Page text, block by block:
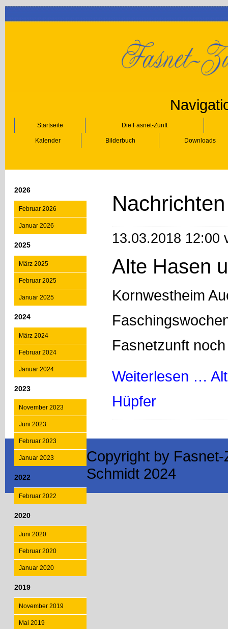
Startseite Die Fasnet-Zunft
Kalender Bilderbuch Downloads
2026
Februar 2026
Januar 2026
2025
März 2025
Februar 2025
Januar 2025
2024
März 2024
Februar 2024
Januar 2024
2023
November 2023
Juni 2023
Februar 2023
Januar 2023
2022
Februar 2022
2020
Juni 2020
Februar 2020
Januar 2020
2019
November 2019
Mai 2019
13.03.2018 12:00
Alte Hasen
Kornwestheim
Fasnetzunft
Weiterlesen …
Hüpfer
Copyright by
Schmidt 2024